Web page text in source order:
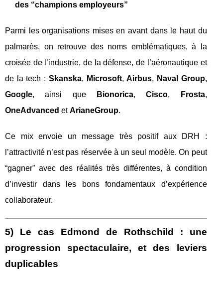
des “champions employeurs”
Parmi les organisations mises en avant dans le haut du
palmarès, on retrouve des noms emblématiques, à la
croisée de l’industrie, de la défense, de l’aéronautique et
de la tech : Skanska, Microsoft,Airbus, Naval Group,
Google, ainsi que Bionorica,Cisco, Frosta,
OneAdvanced etArianeGroup.
Ce mix envoie un message très positif aux DRH :
l’attractivité n’est pas réservée à un seul modèle. On peut
“gagner” avec des réalités très différentes, à condition
d’investir dans les bons fondamentaux d’expérience
collaborateur.
5) Le cas Edmond de Rothschild : une
progression spectaculaire, et des leviers
duplicables